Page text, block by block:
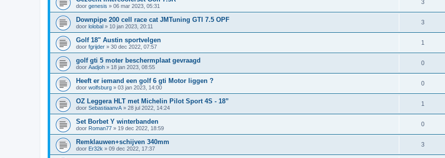
door genesis » 06 mar 2023, 05:31
3
Downpipe 200 cell race cat JMTuning GTI 7.5 OPF
door lolobal » 10 jan 2023, 20:11
3
Golf 18" Austin sportvelgen
door fgrijder » 30 dec 2022, 07:57
1
golf gti 5 moter beschermplaat gevraagd
door Aadjoh » 18 jan 2023, 08:55
0
Heeft er iemand een golf 6 gti Motor liggen ?
door wolfsburg » 03 jan 2023, 14:00
0
OZ Leggera HLT met Michelin Pilot Sport 4S - 18”
door SebastiaanvA » 28 jul 2022, 14:24
1
Set Borbet Y winterbanden
door Roman77 » 19 dec 2022, 18:59
0
Remklauwen+schijven 340mm
door Er32k » 09 dec 2022, 17:37
3